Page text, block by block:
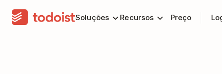
Soluções Recursos Preço